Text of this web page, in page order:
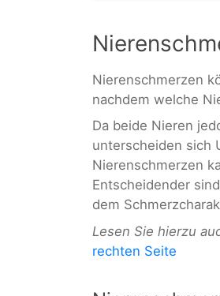
Nierenschmerzen
nachdem welche
Da beide Nieren
unterscheiden sich
Nierenschmerzen
Entscheidender
dem
Lesen Sie hierzu
rechten Seite